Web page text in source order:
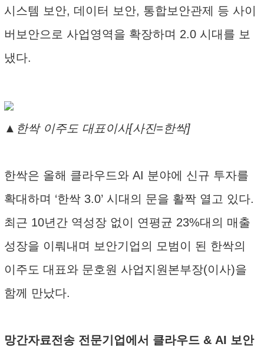
시스템 보안, 데이터 보안, 통합보안관제 등 사이
버보안으로 사업영역을 확장하며 2.0 시대를 보
냈다.
▲한싹 이주도 대표이사[사진=한싹]
한싹은 올해 클라우드와 AI 분야에 신규 투자를
확대하며 ‘한싹 3.0’ 시대의 문을 활짝 열고 있다.
최근 10년간 역성장 없이 연평균 23%대의 매출
성장을 이뤄내며 보안기업의 모범이 된 한싹의
이주도 대표와 문호원 사업지원본부장(이사)을
함께 만났다.
망간자료전송 전문기업에서 클라우드 & AI 보안